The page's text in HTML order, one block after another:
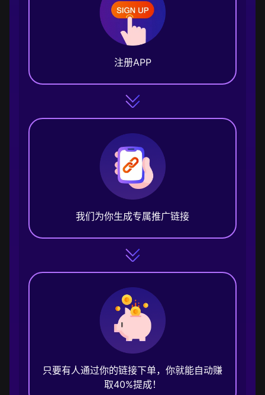
注册APP
我们为你生成专属推广链接
只要有人通过你的链接下单，你就能自动赚
取40%提成！